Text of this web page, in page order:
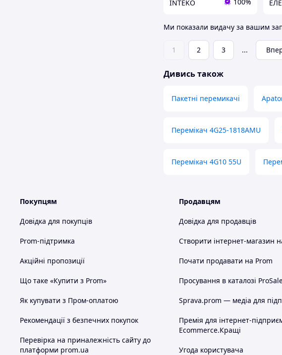
INTEKO
Ми показали видачу за вашим
1 2 3 ...
Дивись також
Пакетні перемикачі
Перемікач 4G25-1818AMU
Перемікач 4G10 55U
Покупцям
Довідка для покупців
Prom-підтримка
Акційні пропозиції
Що таке «Купити з Prom»
Як купувати з Пром-оплатою
Рекомендації з безпечних покупок
Перевірка на приналежність сайту до
платформи prom.ua
Продавцям
Довідка для продавців
Створити інтернет-магазин
Почати продавати на Prom
Просування в каталозі
Sprava.prom — медіа для
Премія для інтернет-
Ecommerce.Кращі
Угода користувача